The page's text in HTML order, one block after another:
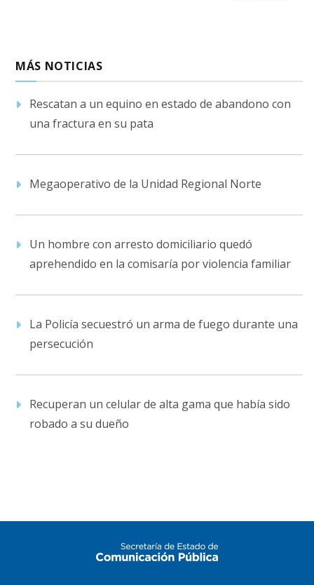
MÁS NOTICIAS
Rescatan a un equino en estado de abandono con
una fractura en su pata
Megaoperativo de la Unidad Regional Norte
Un hombre con arresto domiciliario quedó
aprehendido en la comisaría por violencia familiar
La Policía secuestró un arma de fuego durante una
persecución
Recuperan un celular de alta gama que había sido
robado a su dueño